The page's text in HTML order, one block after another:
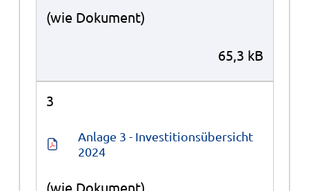
(wie Dokument)
65,3 kB
3
Anlage 3 - Investitionsübersicht
2024
(wie Dokument)